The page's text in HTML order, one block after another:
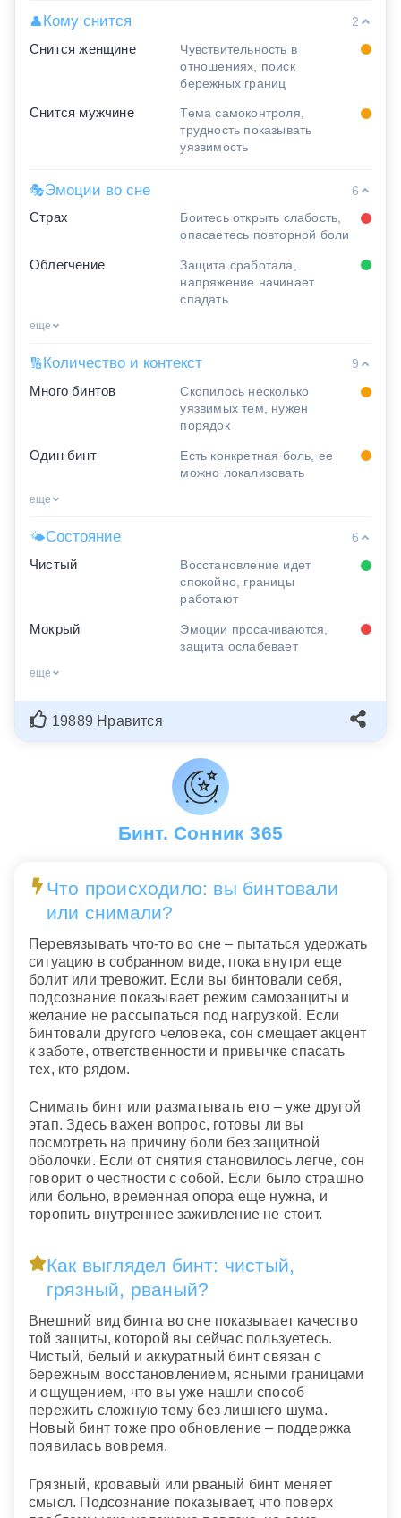
👤Кому снится
2
Снится женщине
Чувствительность в
отношениях, поиск
бережных границ
Снится мужчине
Тема самоконтроля,
трудность показывать
уязвимость
🎭Эмоции во сне
6
Страх
Боитесь открыть слабость,
опасаетесь повторной боли
Облегчение
Защита сработала,
напряжение начинает
спадать
еще
🔢 Количество и контекст
9
Много бинтов
Скопилось несколько
уязвимых тем, нужен
порядок
Один бинт
Есть конкретная боль, ее
можно локализовать
еще
🌤Состояние
6
Чистый
Восстановление идет
спокойно, границы
работают
Мокрый
Эмоции просачиваются,
защита ослабевает
еще
19889 Нравится
Бинт. Сонник 365
Что происходило: вы бинтовали
или снимали?
Перевязывать что-то во сне – пытаться удержать
ситуацию в собранном виде, пока внутри еще
болит или тревожит. Если вы бинтовали себя,
подсознание показывает режим самозащиты и
желание не рассыпаться под нагрузкой. Если
бинтовали другого человека, сон смещает акцент
к заботе, ответственности и привычке спасать
тех, кто рядом.
Снимать бинт или разматывать его – уже другой
этап. Здесь важен вопрос, готовы ли вы
посмотреть на причину боли без защитной
оболочки. Если от снятия становилось легче, сон
говорит о честности с собой. Если было страшно
или больно, временная опора еще нужна, и
торопить внутреннее заживление не стоит.
Как выглядел бинт: чистый,
грязный, рваный?
Внешний вид бинта во сне показывает качество
той защиты, которой вы сейчас пользуетесь.
Чистый, белый и аккуратный бинт связан с
бережным восстановлением, ясными границами
и ощущением, что вы уже нашли способ
пережить сложную тему без лишнего шума.
Новый бинт тоже про обновление – поддержка
появилась вовремя.
Грязный, кровавый или рваный бинт меняет
смысл. Подсознание показывает, что поверх